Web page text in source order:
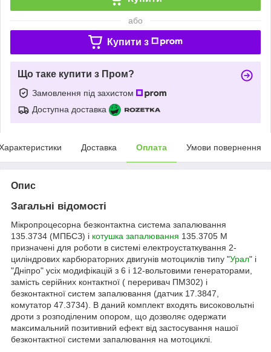
або
Купити з
Що таке купити з Пром?
Замовлення під захистом
Доступна доставка
Доставка Оплата Умови повернення
Опис
Загальні відомості
Мікропроцесорна безконтактна система запалювання
135.3734 (МПБСЗ) і котушка запалювання 135.3705 М
призначені для роботи в системі електроустаткування 2-
циліндрових карбюраторних двигунів мотоциклів типу "Урал" і
"Дніпро" усіх модифікацій з 6 і 12-вольтовими генераторами,
замість серійних контактної ( переривач ПМ302) і
безконтактної систем запалювання (датчик 17.3847,
комутатор 47.3734). В даний комплект входять високовольтні
дроти з розподіленим опором, що дозволяє одержати
максимальний позитивний ефект від застосування нашої
безконтактної системи запалювання на мотоциклі.